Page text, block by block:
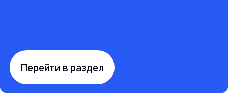
Перейти в раздел